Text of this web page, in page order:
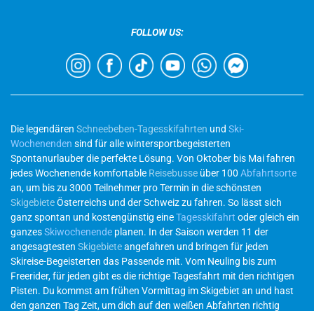
FOLLOW US:
Die legendären Schneebeben-Tagesskifahrten und Ski-
Wochenenden sind für alle wintersportbegeisterten
Spontanurlauber die perfekte Lösung. Von Oktober bis Mai fahren
jedes Wochenende komfortable Reisebusse über 100 Abfahrtsorte
an, um bis zu 3000 Teilnehmer pro Termin in die schönsten
SkigebieteÖsterreichs und der Schweiz zu fahren. So lässt sich
ganz spontan und kostengünstig eineTagesskifahrt oder gleich ein
ganzesSkiwochenende planen. In der Saison werden 11 der
angesagtesten Skigebieteangefahren und bringen für jeden
Skireise-Begeisterten das Passende mit. Vom Neuling bis zum
Freerider, für jeden gibt es die richtige Tagesfahrt mit den richtigen
Pisten. Du kommst am frühen Vormittag im Skigebiet an und hast
den ganzen Tag Zeit, um dich auf den weißen Abfahrten richtig